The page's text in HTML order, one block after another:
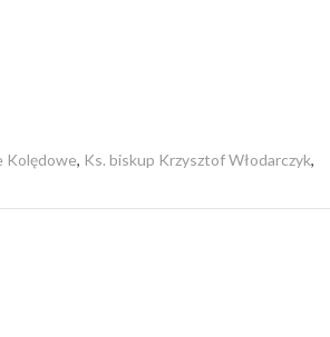
Kolędowe, Ks. biskup Krzysztof Włodarczyk,